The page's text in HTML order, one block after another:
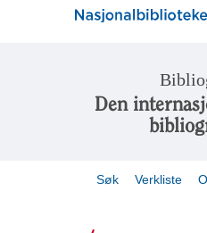
Den
Søk Verkliste